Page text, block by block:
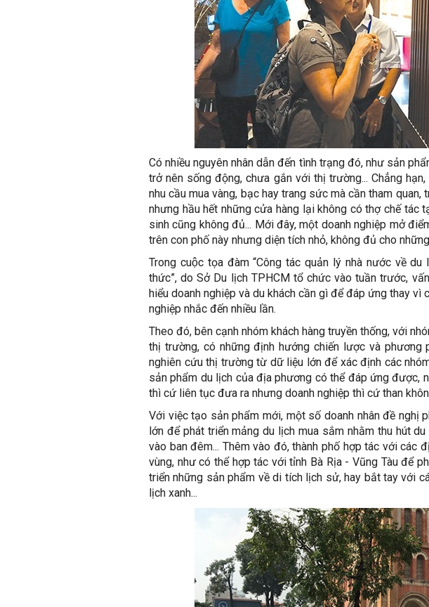
Có nhiều nguyên nhân dẫn đến tình trạng đó, như sản
trở nên sống động, chưa gắn với thị trường... Chẳng
nhu cầu mua vàng, bạc hay trang sức mà cần tham
nhưng hầu hết những cửa hàng lại không có thợ chế tác
sinh cũng không đủ... Mới đây, một doanh nghiệp mở
trên con phố này nhưng diện tích nhỏ, không đủ cho
Trong cuộc tọa đàm “Công tác quản lý nhà nước về
thức”, do Sở Du lịch TPHCM tổ chức vào tuần trước,
hiểu doanh nghiệp và du khách cần gì để đáp ứng thay
nghiệp nhắc đến nhiều lần.
Theo đó, bên cạnh nhóm khách hàng truyền thống, với
thị trường, có những định hướng chiến lược và phương
nghiên cứu thị trường từ dữ liệu lớn để xác định các
sản phẩm du lịch của địa phương có thể đáp ứng được,
thì cứ liên tục đưa ra nhưng doanh nghiệp thì cứ than
Với việc tạo sản phẩm mới, một số doanh nhân đề nghị
lớn để phát triển mảng du lịch mua sắm nhằm thu hút
vào ban đêm... Thêm vào đó, thành phố hợp tác với các
vùng, như có thể hợp tác với tỉnh Bà Rịa - Vũng Tàu để
triển những sản phẩm về di tích lịch sử, hay bắt tay với
lịch xanh...